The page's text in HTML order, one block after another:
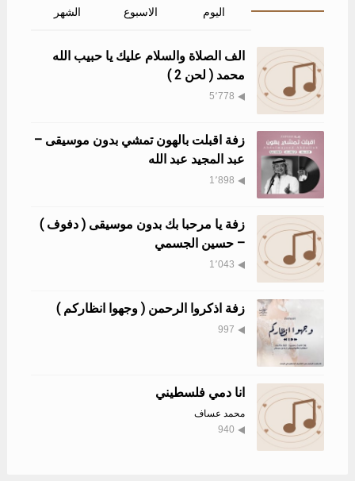
اليوم
الاسبوع
الشهر
الف الصلاة والسلام عليك يا حبيب الله
محمد ( لحن 2 )
5٬778
زفة اقبلت بالهون تمشي بدون موسيقى –
عبد المجيد عبد الله
1٬898
زفة يا مرحبا بك بدون موسيقى ( دفوف )
– حسين الجسمي
1٬043
زفة اذكروا الرحمن ( وجهوا انظاركم )
997
انا دمي فلسطيني
محمد عساف
940